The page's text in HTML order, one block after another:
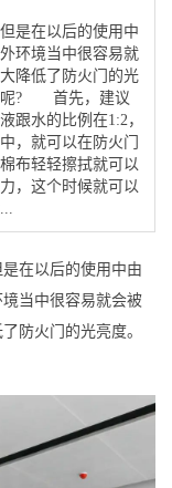
是在以后的使用中
环境当中很容易就
降低了防火门的光
呢? 首先，建议
跟水的比例在1:2，
，就可以在防火门
布轻轻擦拭就可以
，这个时候就可以
在以后的使用中由
当中很容易就会被
防火门的光亮度。